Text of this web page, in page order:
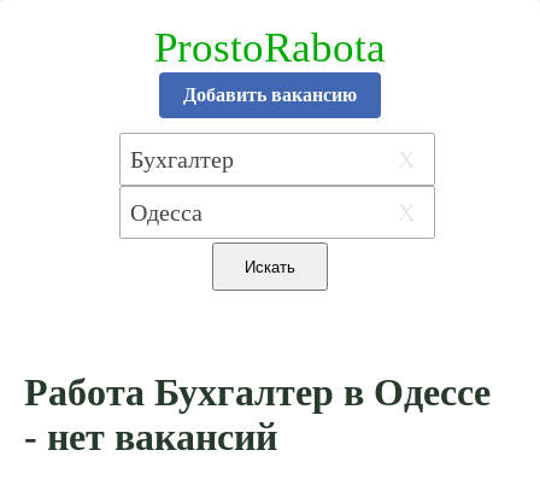
ProstoRabota
Добавить вакансию
X
X
Работа Бухгалтер в Одессе
- нет вакансий